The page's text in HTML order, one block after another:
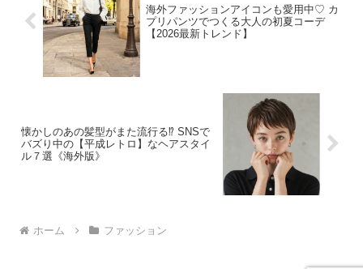
海外ファッションアイコンも愛用中♡ カ
プリパンツでつくる大人の初夏コーデ
【2026最新トレンド】
懐かしのあの髪型がまた流行る⁉︎ SNSで
バズり中の【平成レトロ】なヘアスタイ
ル７選《海外版》
ホーム ファッション